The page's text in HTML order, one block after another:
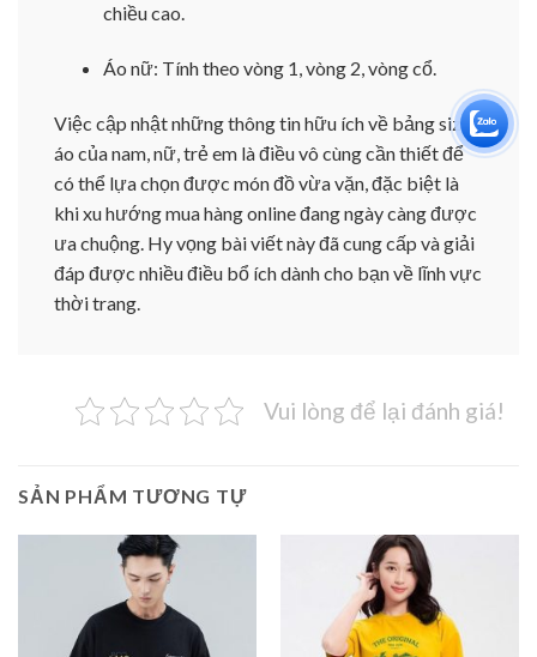
chiều cao.
Áo nữ: Tính theo vòng 1, vòng 2, vòng cổ.
Việc cập nhật những thông tin hữu ích về bảng size
áo của nam, nữ, trẻ em là điều vô cùng cần thiết để
có thể lựa chọn được món đồ vừa vặn, đặc biệt là
khi xu hướng mua hàng online đang ngày càng được
ưa chuộng. Hy vọng bài viết này đã cung cấp và giải
đáp được nhiều điều bổ ích dành cho bạn về lĩnh vực
thời trang.
Vui lòng để lại đánh giá!
SẢN PHẨM TƯƠNG TỰ